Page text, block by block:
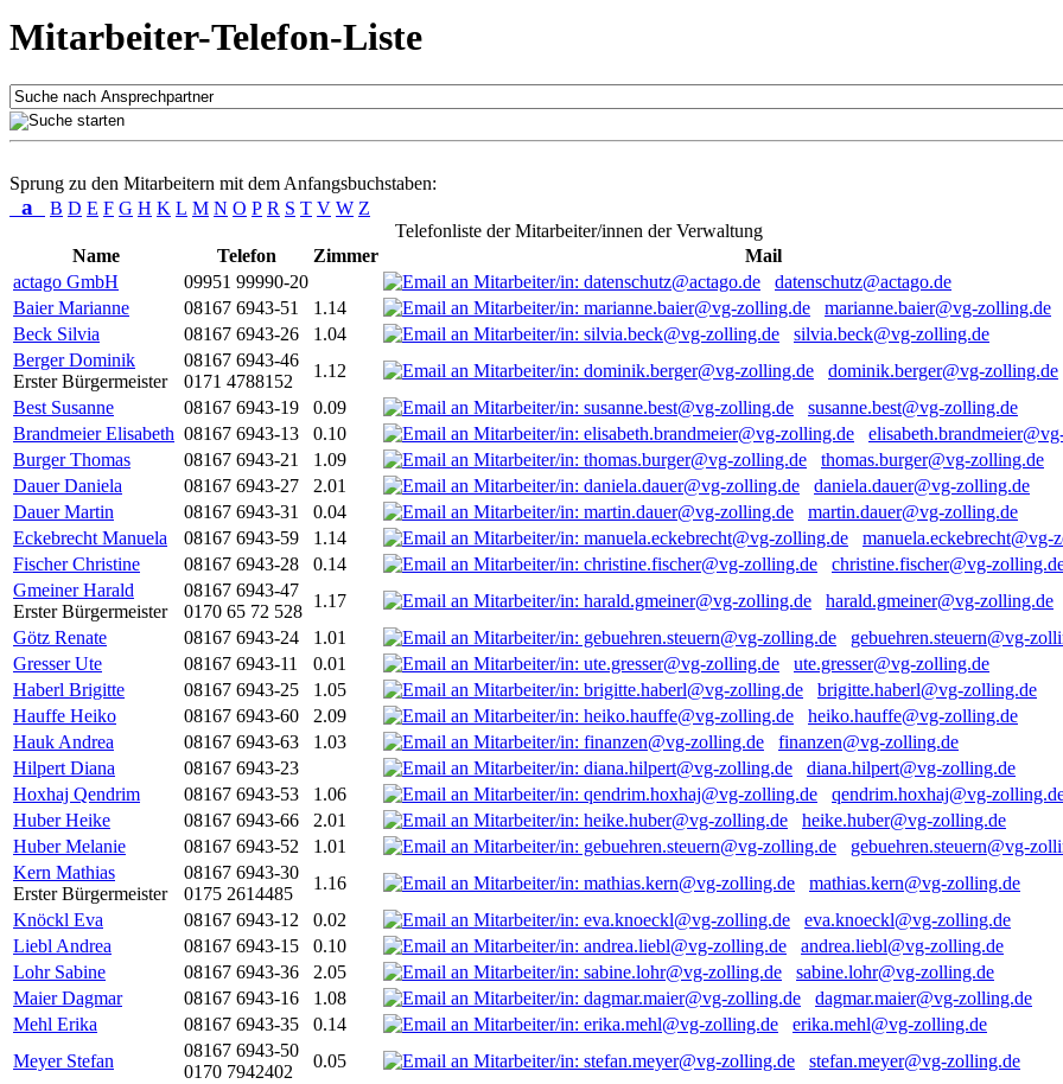
Mitarbeiter-Telefon-Liste
Sprung zu den Mitarbeitern mit dem Anfangsbuchstaben:
a B D E F G H K L M N O P R S T V W Z
Telefonliste der Mitarbeiter/innen der Verwaltung
Name
Telefon Zimmer
Mail
actago GmbH
09951 99990-20
datenschutz@actago.de
Baier Marianne
08167 6943-51 1.14
marianne.baier@vg-zolling.de
Beck Silvia
08167 6943-26 1.04
silvia.beck@vg-zolling.de
Berger Dominik
Erster Bürgermeister
08167 6943-46
0171 4788152
1.12
dominik.berger@vg-zolling.de
Best Susanne
08167 6943-19 0.09
susanne.best@vg-zolling.de
Brandmeier Elisabeth 08167 6943-13 0.10
Burger Thomas
08167 6943-21 1.09
thomas.burger@vg-zolling.de
Dauer Daniela
08167 6943-27 2.01
daniela.dauer@vg-zolling.de
Dauer Martin
08167 6943-31 0.04
martin.dauer@vg-zolling.de
Eckebrecht Manuela
08167 6943-59 1.14
manuela.eckebrecht@vg-
Fischer Christine
08167 6943-28 0.14
christine.fischer@vg-
Gmeiner Harald
Erster Bürgermeister
08167 6943-47
0170 65 72 528
1.17
harald.gmeiner@vg-zolling.de
Götz Renate
08167 6943-24 1.01
gebuehren.steuern@vg-
Gresser Ute
08167 6943-11 0.01
ute.gresser@vg-zolling.de
Haberl Brigitte
08167 6943-25 1.05
brigitte.haberl@vg-zolling.de
Hauffe Heiko
08167 6943-60 2.09
heiko.hauffe@vg-zolling.de
Hauk Andrea
08167 6943-63 1.03
finanzen@vg-zolling.de
Hilpert Diana
08167 6943-23
diana.hilpert@vg-zolling.de
Hoxhaj Qendrim
08167 6943-53 1.06
qendrim.hoxhaj@vg-
Huber Heike
08167 6943-66 2.01
heike.huber@vg-zolling.de
Huber Melanie
08167 6943-52 1.01
gebuehren.steuern@vg-
Kern Mathias
Erster Bürgermeister
08167 6943-30
0175 2614485
1.16
mathias.kern@vg-zolling.de
Knöckl Eva
08167 6943-12 0.02
eva.knoeckl@vg-zolling.de
Liebl Andrea
08167 6943-15 0.10
andrea.liebl@vg-zolling.de
Lohr Sabine
08167 6943-36 2.05
sabine.lohr@vg-zolling.de
Maier Dagmar
08167 6943-16 1.08
dagmar.maier@vg-zolling.de
Mehl Erika
08167 6943-35 0.14
erika.mehl@vg-zolling.de
Meyer Stefan
08167 6943-50
0170 7942402
0.05
stefan.meyer@vg-zolling.de